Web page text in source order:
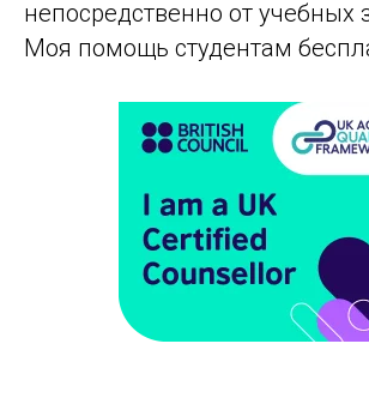
непосредственно от учебных
Моя помощь студентам